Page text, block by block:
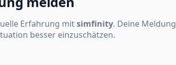
Erfahrung mitsimfinity. Deine Meldung
besser einzuschätzen.